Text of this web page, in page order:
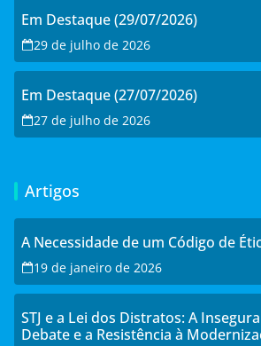
Em Destaque (29/07/2026)
29 de julho de 2026
Em Destaque (27/07/2026)
27 de julho de 2026
Artigos
A Necessidade de um Código de
19 de janeiro de 2026
STJ e a Lei dos Distratos: A
Debate e a Resistência à